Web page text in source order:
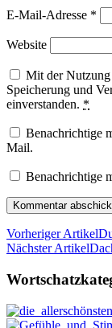
E-Mail-Adresse *
Website
Mit der Nutzung
Speicherung und
einverstanden. *
Benachrichtige
Mail.
Benachrichtige
Vorheriger Artikel
Nächster Artikel